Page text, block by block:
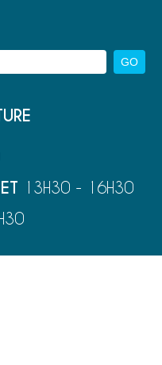
ET 13H30 - 16H30